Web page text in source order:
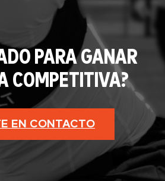
PARA GANAR
COMPETITIVA?
EN CONTACTO